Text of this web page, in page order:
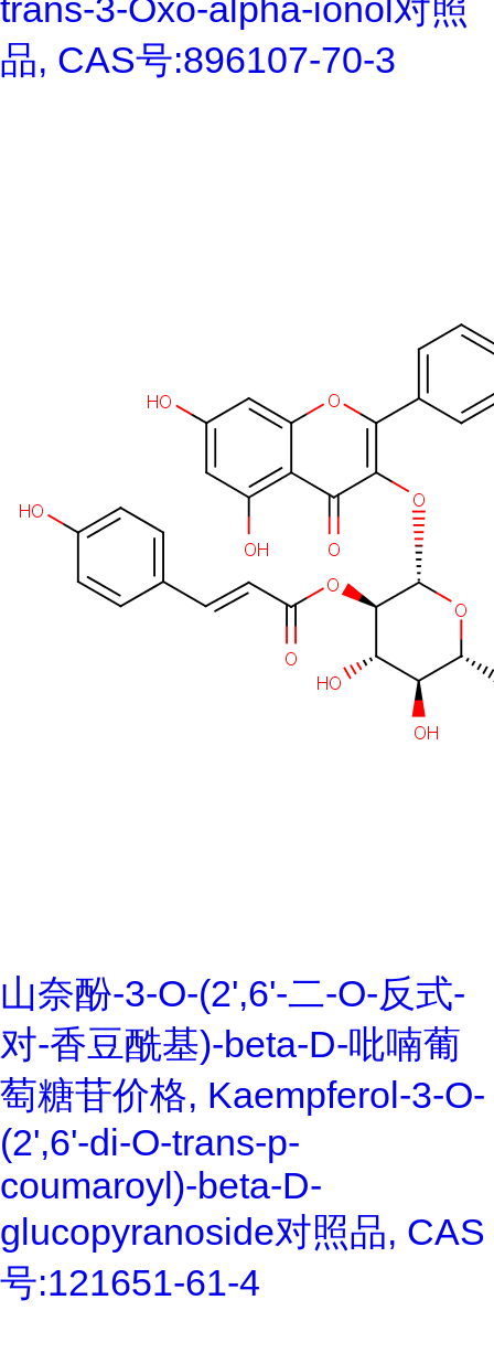
trans-3-Oxo-alpha-ionol对照
品, CAS号:896107-70-3
山奈酚-3-O-(2',6'-二-O-反式-
对-香豆酰基)-beta-D-吡喃葡
萄糖苷价格, Kaempferol-3-O-
(2',6'-di-O-trans-p-
coumaroyl)-beta-D-
glucopyranoside对照品, CAS
号:121651-61-4